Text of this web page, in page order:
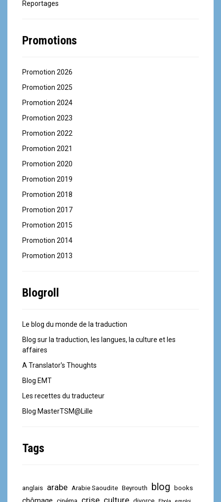
Reportages
Promotions
Promotion 2026
Promotion 2025
Promotion 2024
Promotion 2023
Promotion 2022
Promotion 2021
Promotion 2020
Promotion 2019
Promotion 2018
Promotion 2017
Promotion 2015
Promotion 2014
Promotion 2013
Blogroll
Le blog du monde de la traduction
Blog sur la traduction, les langues, la culture et les
affaires
A Translator's Thoughts
Blog EMT
Les recettes du traducteur
Blog MasterTSM@Lille
Tags
anglais arabe Arabie Saoudite Beyrouth blog books